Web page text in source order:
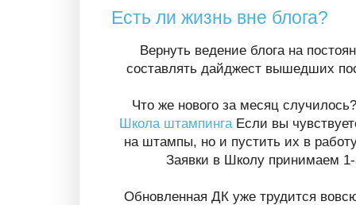
Есть ли жизнь вне блога?
Вернуть ведение блога на
составлять дайджест вышедших
Что же нового за месяц
Школа штампинга Если вы
на штампы, но и пустить их в
Заявки в Школу принимаем
Обновленная ДК уже трудится